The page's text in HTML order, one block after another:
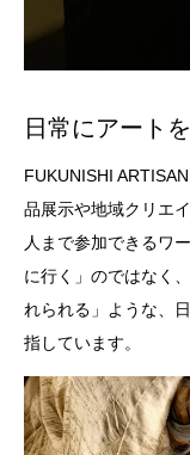
日常にアート
FUKUNISHI
品展示や地域クリエ
人まで参加できるワ
に行く」のではなく
れられる」ような、
指しています。